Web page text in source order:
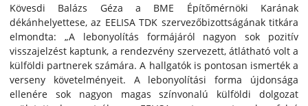
Kövesdi Balázs Géza a BME Építőmérnöki Karának
dékánhelyettese, az EELISA TDK szervezőbizottságának titkára
elmondta: „A lebonyolítás formájáról nagyon sok pozitív
visszajelzést kaptunk, a rendezvény szervezett, átlátható volt a
külföldi partnerek számára. A hallgatók is pontosan ismerték a
verseny követelményeit. A lebonyolítási forma újdonsága
ellenére sok nagyon magas színvonalú külföldi dolgozat